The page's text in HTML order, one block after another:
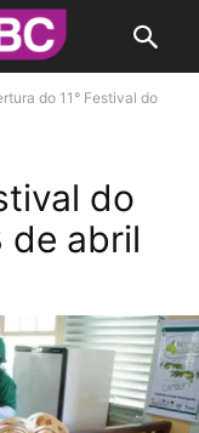
do 11° Festival do
do
de abril